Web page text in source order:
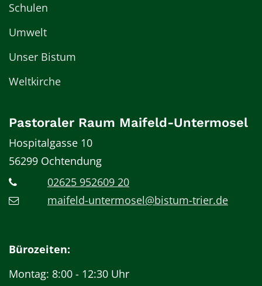
Schulen
Umwelt
Unser Bistum
Weltkirche
Pastoraler Raum Maifeld-Untermosel
Hospitalgasse 10
56299 Ochtendung
02625 952609 20
maifeld-untermosel@bistum-trier.de
Bürozeiten:
Montag: 8:00 - 12:30 Uhr